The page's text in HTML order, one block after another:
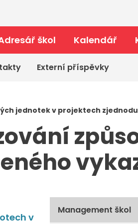
škol Kalendář
Externí příspěvky
jednotek v projektech
v
Management škol